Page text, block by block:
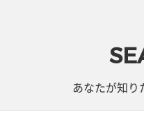
あなたが知り